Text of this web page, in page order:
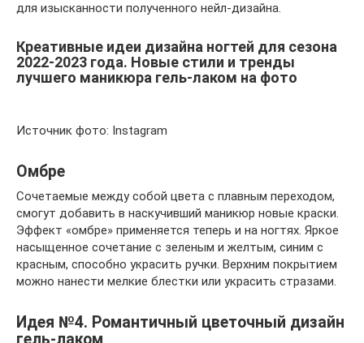
для изысканности полученного нейл-дизайна.
Креативные идеи дизайна ногтей для сезона
2022-2023 года. Новые стили и тренды
лучшего маникюра гель-лаком на фото
Источник фото: Instagram
Омбре
Сочетаемые между собой цвета с плавным переходом,
смогут добавить в наскучивший маникюр новые краски.
Эффект «омбре» применяется теперь и на ногтях. Яркое
насыщенное сочетание с зеленым и желтым, синим с
красным, способно украсить ручки. Верхним покрытием
можно нанести мелкие блестки или украсить стразами.
Идея №4. Романтичный цветочный дизайн